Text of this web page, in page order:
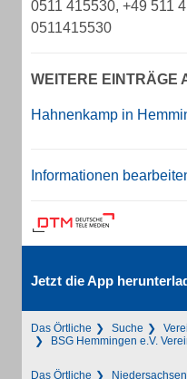
0511 415530, +49 511
0511415530
WEITERE EINTRÄGE
Hahnenkamp in
Informationen
Jetzt die App
Das Örtliche Suche
BSG Hemmingen e.V.
Das Örtliche Niedersachsen